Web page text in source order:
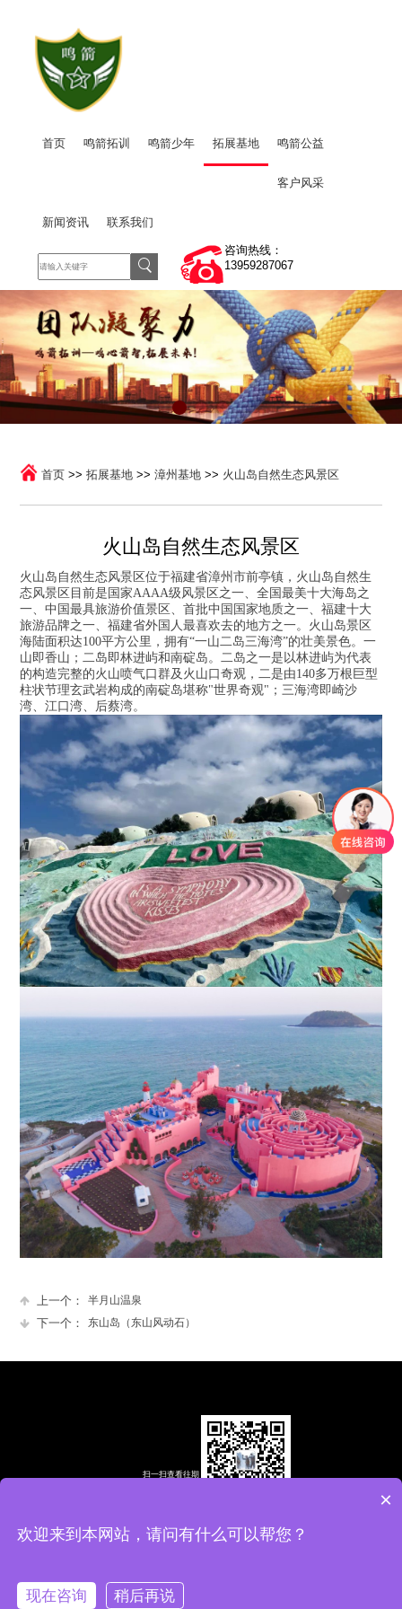
首页 鸣箭拓训 鸣箭少年 拓展基地 鸣箭公益
客户风采
新闻资讯 联系我们
咨询热线：
13959287067
首页 >>拓展基地 >>漳州基地 >> 火山岛自然生态风景区
火山岛自然生态风景区
火山岛自然生态风景区位于福建省漳州市前亭镇，火山岛自然生
态风景区目前是国家AAAA级风景区之一、全国最美十大海岛之
一、中国最具旅游价值景区、首批中国国家地质之一、福建十大
旅游品牌之一、福建省外国人最喜欢去的地方之一。火山岛景区
海陆面积达100平方公里，拥有“一山二岛三海湾”的壮美景色。一
山即香山；二岛即林进屿和南碇岛。二岛之一是以林进屿为代表
的构造完整的火山喷气口群及火山口奇观，二是由140多万根巨型
柱状节理玄武岩构成的南碇岛堪称"世界奇观"；三海湾即崎沙
湾、江口湾、后蔡湾。
上一个： 半月山温泉
下一个： 东山岛（东山风动石）
扫一扫查看往期
春江里 10—102号
×
欢迎来到本网站，请问有什么可以帮您？
现在咨询 稍后再说